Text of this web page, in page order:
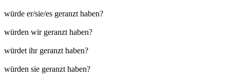
würde er/sie/es geranzt haben?
würden wir geranzt haben?
würdet ihr geranzt haben?
würden sie geranzt haben?